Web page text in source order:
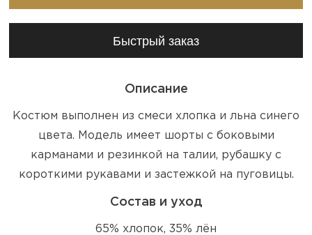
Быстрый заказ
Описание
Костюм выполнен из смеси хлопка и льна синего
цвета. Модель имеет шорты с боковыми
карманами и резинкой на талии, рубашку с
короткими рукавами и застежкой на пуговицы.
Состав и уход
65% хлопок, 35% лён